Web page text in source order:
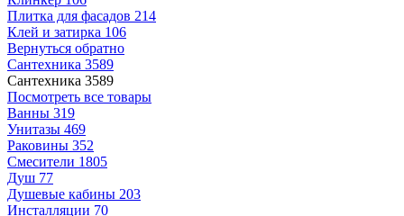
Плитка для фасадов 214
Клей и затирка 106
Вернуться обратно
Сантехника 3589
Сантехника 3589
Посмотреть все товары
Ванны 319
Унитазы 469
Раковины 352
Смесители 1805
Душ 77
Душевые кабины 203
Инсталляции 70